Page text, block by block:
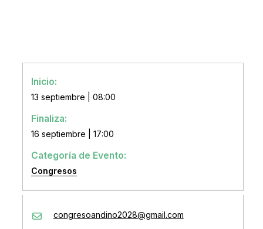
Inicio:
13 septiembre | 08:00
Finaliza:
16 septiembre | 17:00
Categoría de Evento:
Congresos
congresoandino2028@gmail.com